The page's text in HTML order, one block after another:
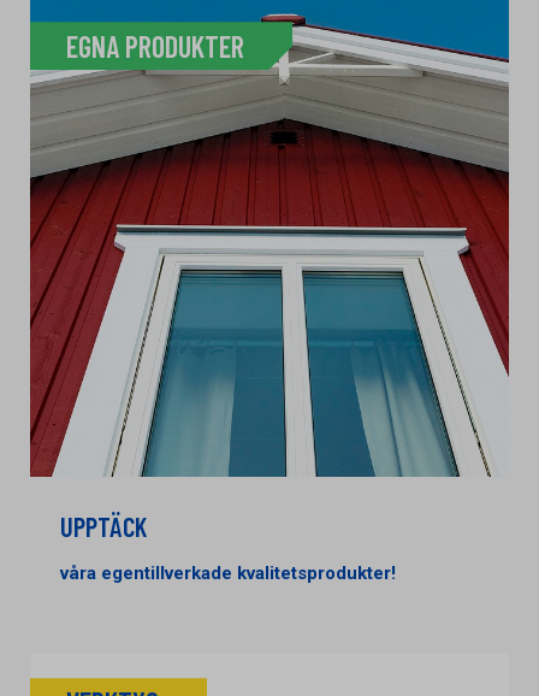
EGNA PRODUKTER
UPPTÄCK
våra egentillverkade kvalitetsprodukter!